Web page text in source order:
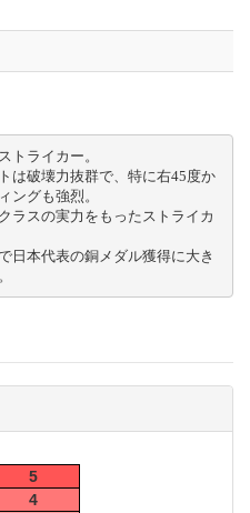
トライカー。
は破壊力抜群で、特に右45度か
ングも強烈。
ラスの実力をもったストライカ
日本代表の銅メダル獲得に大き
5
4